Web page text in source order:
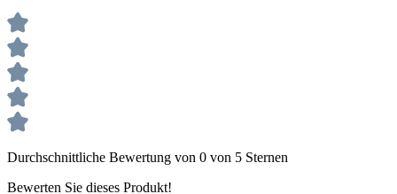
Durchschnittliche Bewertung von 0 von 5 Sternen
Bewerten Sie dieses Produkt!